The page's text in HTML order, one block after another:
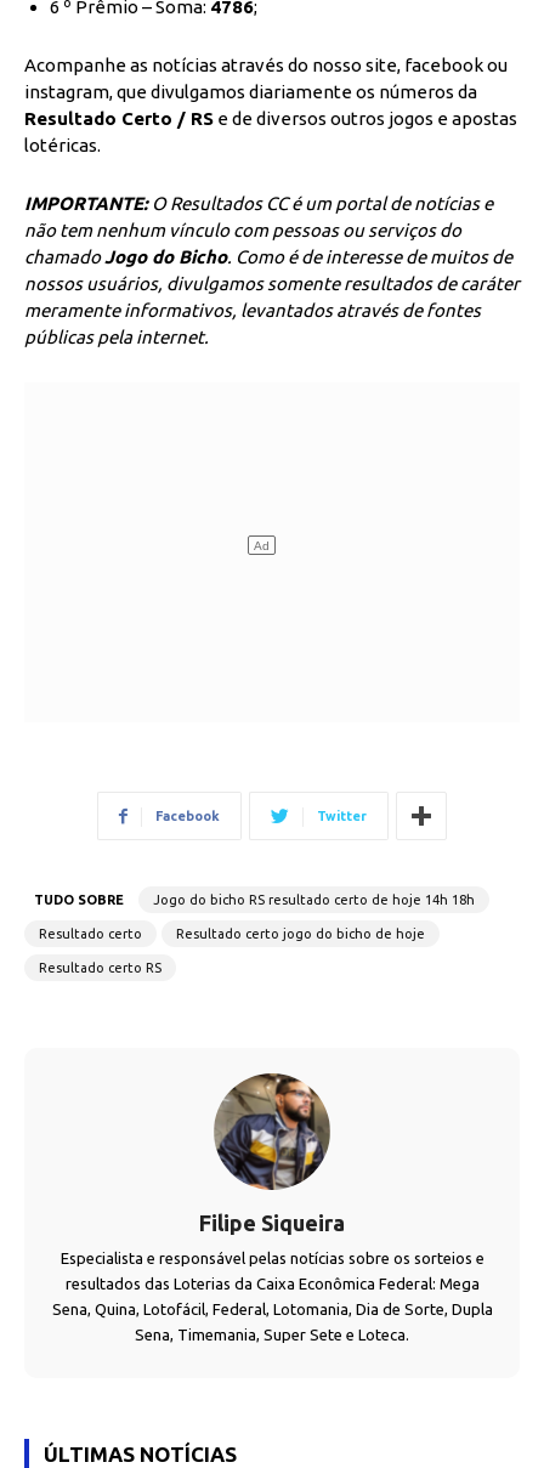
6 º Prêmio – Soma: 4786;
Acompanhe as notícias através do nosso site, facebook ou
instagram, que divulgamos diariamente os números da
Resultado Certo / RS e de diversos outros jogos e apostas
lotéricas.
IMPORTANTE:O Resultados CC é um portal de notícias e
não tem nenhum vínculo com pessoas ou serviços do
chamadoJogo do Bicho. Como é de interesse de muitos de
nossos usuários, divulgamos somente resultados de caráter
meramente informativos, levantados através de fontes
públicas pela internet.
Facebook Twitter
TUDO SOBRE Jogo do bicho RS resultado certo de hoje 14h 18h
Resultado certo Resultado certo jogo do bicho de hoje
Resultado certo RS
Filipe Siqueira
Especialista e responsável pelas notícias sobre os sorteios e
resultados das Loterias da Caixa Econômica Federal: Mega
Sena, Quina, Lotofácil, Federal, Lotomania, Dia de Sorte, Dupla
Sena, Timemania, Super Sete e Loteca.
ÚLTIMAS NOTÍCIAS